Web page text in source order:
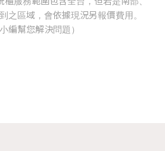
之區域，會依據現況另報價費用。
編幫您解決問題）